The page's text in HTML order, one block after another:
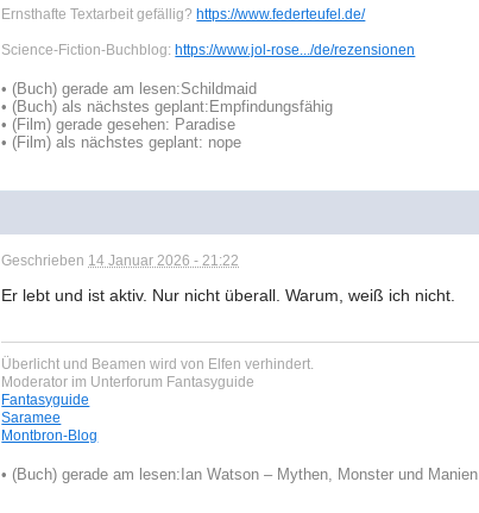
Ernsthafte Textarbeit gefällig?https://www.federteufel.de/
Science-Fiction-Buchblog:https://www.jol-rose.../de/rezensionen
• (Buch) gerade am lesen:Schildmaid
• (Buch) als nächstes geplant: Empfindungsfähig
• (Film) gerade gesehen: Paradise
• (Film) als nächstes geplant: nope
Geschrieben 14 Januar 2026 - 21:22
Er lebt und ist aktiv. Nur nicht überall. Warum, weiß ich nicht.
Überlicht und Beamen wird von Elfen verhindert.
Moderator im Unterforum Fantasyguide
Fantasyguide
Saramee
Montbron-Blog
• (Buch) gerade am lesen: Ian Watson – Mythen, Monster und Manien